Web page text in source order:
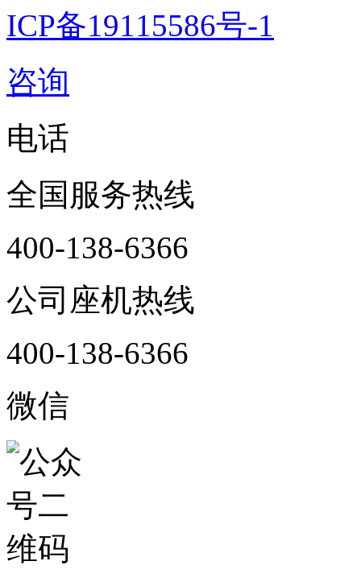
ICP备19115586号-1
咨询
电话
全国服务热线
400-138-6366
公司座机热线
400-138-6366
微信